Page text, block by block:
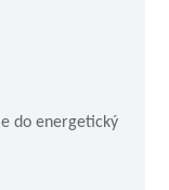
do energetický